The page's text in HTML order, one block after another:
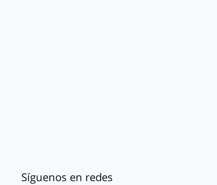
Síguenos en redes